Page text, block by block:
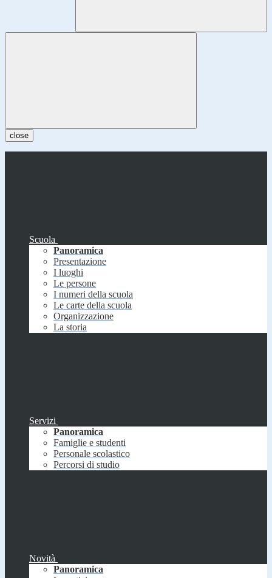
close
Scuola
Panoramica
Presentazione
I luoghi
Le persone
I numeri della scuola
Le carte della scuola
Organizzazione
La storia
Servizi
Panoramica
Famiglie e studenti
Personale scolastico
Percorsi di studio
Novità
Panoramica